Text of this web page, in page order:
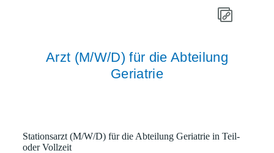
Arzt (M/W/D) für die Abteilung
Geriatrie
Stationsarzt (M/W/D) für die Abteilung Geriatrie in Teil-
oder Vollzeit